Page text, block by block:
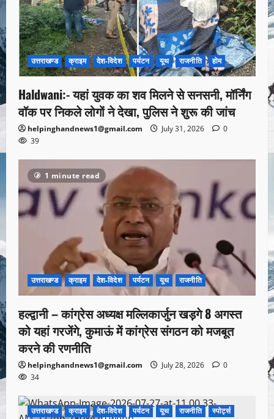
उत्तराखण्ड क्राइम देश-विदेश पर्यटन यूथ राजनीति होम
Haldwani:- यहां युवक का शव मिलने से सनसनी, मॉर्निंग
वॉक पर निकले लोगों ने देखा, पुलिस ने शुरू की जांच
helpinghandnews1@gmail.com July 31, 2026
0
39
1 minute read
उत्तराखण्ड क्राइम देश-विदेश पर्यटन यूथ राजनीति
हल्द्वानी – कांग्रेस अध्यक्ष मल्लिकार्जुन खड़गे 8 अगस्त
को यहां गरजेंगे, कुमाऊं में कांग्रेस संगठन को मजबूत
करने की रणनीति
helpinghandnews1@gmail.com July 28, 2026
0
34
1 minute read
उत्तराखण्ड क्राइम देश-विदेश पर्यटन यूथ राजनीति स्पोर्ट्स